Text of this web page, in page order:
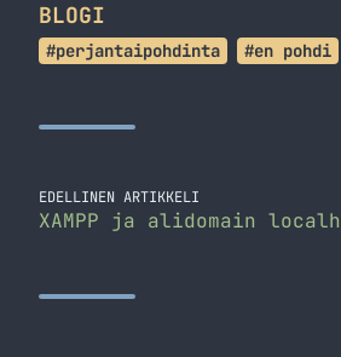
BLOGI
#perjantaipohdinta #en pohdi
EDELLINEN ARTIKKELI
XAMPP ja alidomain